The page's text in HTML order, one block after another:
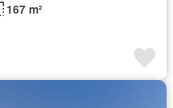
167 m²